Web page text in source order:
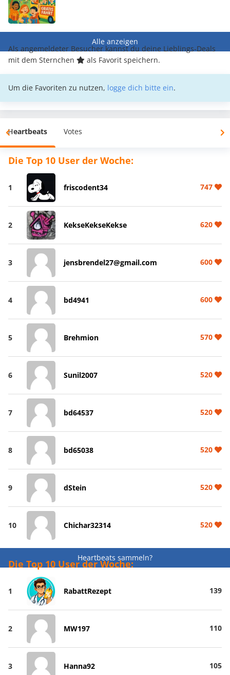
Alle anzeigen
Als angemeldeter Besucher kannst du deine Lieblings-Deals
mit dem Sternchen
als Favorit speichern.
Um die Favoriten zu nutzen, logge dich bitte ein.
Heartbeats Votes
Die Top 10 User der Woche:
1 friscodent34 747
2 KekseKekseKekse 620
3 jensbrendel27@gmail.com 600
4 bd4941 600
5 Brehmion 570
6 Sunil2007 520
7 bd64537 520
8 bd65038 520
9 dStein 520
10 Chichar32314 520
Heartbeats sammeln?
Die Top 10 User der Woche:
1 RabattRezept 139
2 MW197 110
3 Hanna92 105